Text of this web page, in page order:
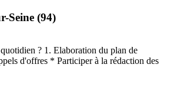
Seine (94)
? 1. Elaboration du plan de
d'offres * Participer à la rédaction des